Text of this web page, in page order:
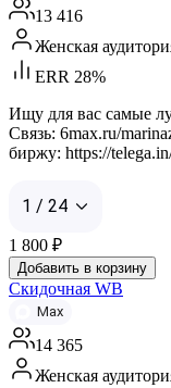
13 416
Женская
ERR 28%
Ищу для вас самые
Связь: 6max.ru/
биржу: https://
1 / 24
1 800 ₽
Добавить в корзину
Скидочная WB
Max
14 365
Женская